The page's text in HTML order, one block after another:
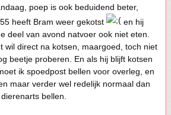
poep is ook beduidend beter,
heeft Bram weer gekotst
en hij
deel van avond natvoer ook niet eten.
wil direct na kotsen, maargoed, toch niet
beetje proberen. En als hij blijft kotsen
ik spoedpost bellen voor overleg, en
maar verder wel redelijk normaal dan
bellen.